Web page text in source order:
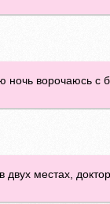
ворочаюсь с
местах,